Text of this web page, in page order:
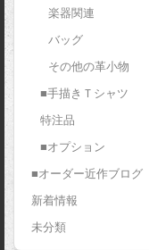
楽器関連
バッグ
その他の革小物
■手描きＴシャツ
特注品
■オプション
■オーダー近作ブログ
新着情報
未分類